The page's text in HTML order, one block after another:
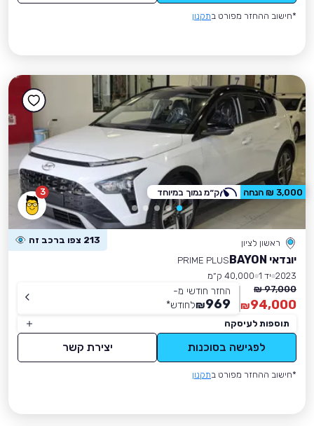
*חישוב ההחזר מפורט בתקנון
3
ראשון לציון 213 צפו ברכב זה
יונדאי BAYON
PRIME PLUS
2023 יד 1
40,000 ק״מ
97,000 ₪
94,000
₪
החזר חודשי מ-
969
₪לחודש*
תוספות לעיסקה
לפגישה בסוכנות יצירת קשר
*חישוב ההחזר מפורט בתקנון
3,000 ₪ הנחה ק״מ נמוך במיוחד